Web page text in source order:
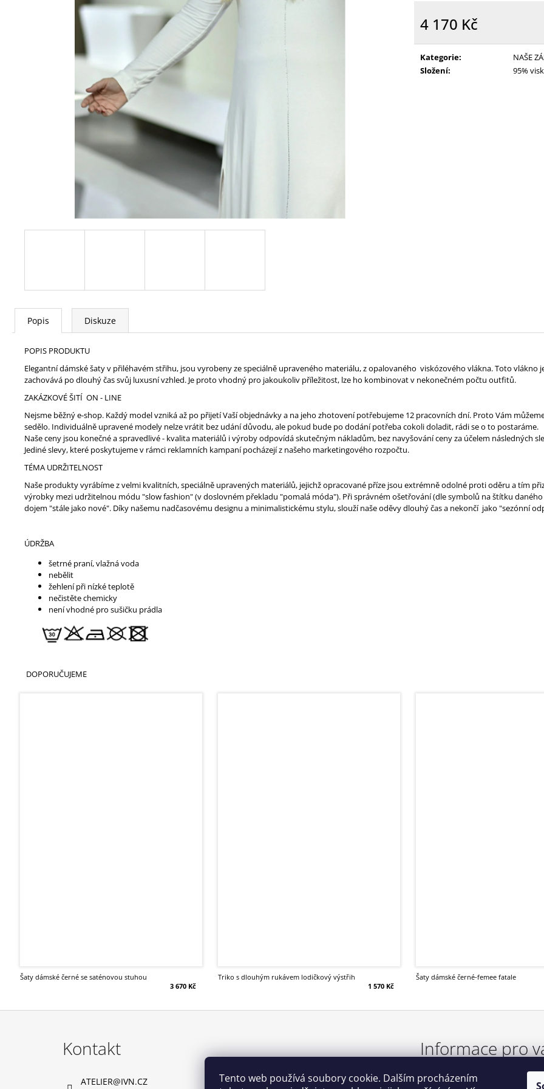
Tento web používá soubory cookie. Dalším procházením
4 170 Kč
Kategorie:
NAŠE
Složení: 95%
Popis Diskuze
POPIS PRODUKTU
Elegantní dámské šaty v přiléhavém střihu, jsou vyrobeny ze speciálně upraveného materiálu, z opalovaného viskózového vlákna. Toto
zachovává po dlouhý čas svůj luxusní vzhled. Je proto vhodný pro jakoukoliv příležitost, lze ho kombinovat v nekonečném počtu outfitů.
ZAKÁZKOVÉ ŠITÍ ON - LINE
Nejsme běžný e-shop. Každý model vzniká až po přijetí Vaší objednávky a na jeho zhotovení potřebujeme 12 pracovních dní. Proto Vám
sedělo. Individuálně upravené modely nelze vrátit bez udání důvodu, ale pokud bude po dodání potřeba cokoli doladit, rádi se o to postaráme.
Naše ceny jsou konečné a spravedlivé - kvalita materiálů i výroby odpovídá skutečným nákladům, bez navyšování ceny za účelem následných
Jediné slevy, které poskytujeme v rámci reklamních kampaní pocházejí z našeho marketingového rozpočtu.
TÉMA UDRŽITELNOST
Naše produkty vyrábíme z velmi kvalitních, speciálně upravených materiálů, jejichž opracované příze jsou extrémně odolné proti oděru a tím
výrobky mezi udržitelnou módu "slow fashion" (v doslovném překladu "pomalá móda"). Při správném ošetřování (dle symbolů na štítku
dojem "stále jako nové". Díky našemu nadčasovému designu a minimalistickému stylu, slouží naše oděvy dlouhý čas a nekončí jako "sezónní
ÚDRŽBA
šetrné praní, vlažná voda
nebělit
žehlení při nízké teplotě
nečistěte chemicky
není vhodné pro sušičku prádla
DOPORUČUJEME
šaty dámské černé se saténovou stuhou
3 670 Kč
triko s dlouhým rukávem lodičkový výstřih
1 570 Kč
šaty dámské černé-femee fatale
Kontakt
ATELIER@IVN.CZ
Informace pro
TABULKA VELIKOSTÍ